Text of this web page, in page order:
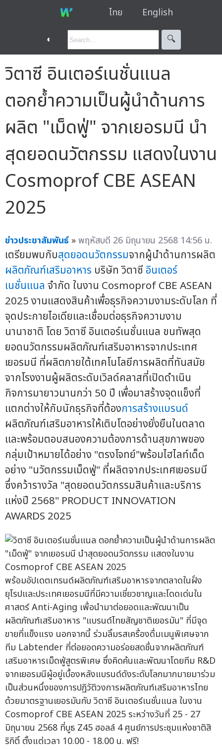
ไทย English
◐ 🔍︎
วิตาซี อินเตอร์เนชั่นแนล
ตอกย้ำความเป็นผู้นำด้านการ
ผลิต "เม็ดฟู่" จากเยอรมนี นำ
สุดยอดนวัตกรรม แสดงในงาน
Cosmoprof CBE ASEAN
2025
ข่าวประชาสัมพันธ์ »พฤหัสบดี 26 มิถุนายน 2568 14:56 น.
เตรียมพบกับสุดยอดนวัตกรรมจากผู้นำด้านการผลิต
ผลิตภัณฑ์เสริมอาหาร บริษัท วิตาซี อินเตอร์
เนชั่นแนล จำกัด ในงาน Cosmoprof CBE ASEAN
2025 งานแสดงสินค้าเพื่อธุรกิจความงามระดับโลก ที่
จุดประกายไอเดียและเชื่อมต่อธุรกิจความงาม
นานาชาติ โดย วิตาซี อินเตอร์เนชั่นแนล ขนทัพสุด
ยอดนวัตกรรมผลิตภัณฑ์เสริมอาหารจากประเทศ
เยอรมนี ที่ผลิตภายใต้เทคโนโลยีการผลิตที่ทันสมัย
จากโรงงานผู้ผลิตระดับเวิลด์คลาสที่เปิดดำเนิน
กิจการมายาวนานกว่า 50 ปี เพื่อมาสร้างจุดแข็งที่
แตกต่างให้กับนักธุรกิจที่ต้องการสร้างแบรนด์
ผลิตภัณฑ์เสริมอาหารให้เติบโตอย่างยั่งยืนในตลาด
และพร้อมตอบสนองความต้องการด้านสุขภาพของ
กลุ่มเป้าหมายได้อย่าง "ตรงโจทย์"พร้อมไฮไลท์เด็ด
อย่าง "นวัตกรรมเม็ดฟู่" ที่ผลิตจากประเทศเยอรมนี
ซึ่งคว้ารางวัล "สุดยอดนวัตกรรมสินค้าและบริการ
แห่งปี 2568" PRODUCT INNOVATION
AWARDS 2025
พร้อมอัปเดตเทรนด์ผลิตภัณฑ์เสริมอาหารจากตลาดในฝั่ง
ยุโรปและประเทศเยอรมนีที่มีความเชี่ยวชาญและโดดเด่นใน
ศาสตร์ Anti-Aging เพื่อนำมาต่อยอดและพัฒนาเป็น
ผลิตภัณฑ์เสริมอาหาร "แบรนด์ไทยสัญชาติเยอรมัน" ที่มีจุด
ขายที่แข็งแรง นอกจากนี้ ร่วมลิ้มรสเครื่องดื่มเมนูพิเศษจาก
ทีม Labtender ที่ต่อยอดความอร่อยสดชื่นจากผลิตภัณฑ์
เสริมอาหารเม็ดฟู่สูตรพิเศษ ซึ่งคิดค้นและพัฒนาโดยทีม R&D
จากเยอรมนีผู้อยู่เบื้องหลังแบรนด์ดังระดับโลกมากมายมาร่วม
เป็นส่วนหนึ่งของการปฏิวัติวงการผลิตภัณฑ์เสริมอาหารไทย
ด้วยมาตรฐานเยอรมันกับ วิตาซี อินเตอร์เนชั่นแนล ในงาน
Cosmoprof CBE ASEAN 2025 ระหว่างวันที่ 25 - 27
มิถุนายน 2568 ที่บูธ Z45 ฮอลล์ 4 ศูนย์การประชุมแห่งชาติสิ
ริกิติ์ ตั้งแต่เวลา 10.00 - 18.00 น. ฟรี!